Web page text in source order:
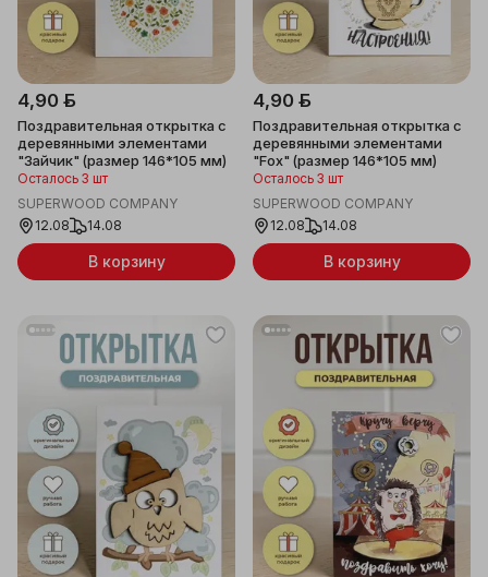
4,90 ƃ
Поздравительная открытка с
деревянными элементами
"Зайчик" (размер 146*105 мм)
Осталось 3 шт
SUPERWOOD COMPANY
12.08
14.08
В корзину
4,90 ƃ
Поздравительная открытка с
деревянными элементами
"Fox" (размер 146*105 мм)
Осталось 3 шт
SUPERWOOD COMPANY
12.08
14.08
В корзину